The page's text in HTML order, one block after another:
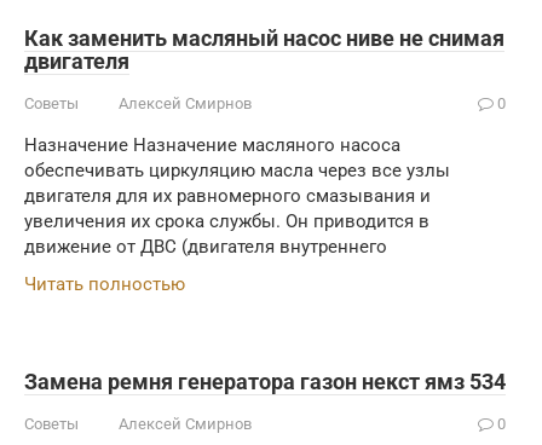
Как заменить масляный насос ниве не снимая
двигателя
Советы Алексей Смирнов 0
Назначение Назначение масляного насоса
обеспечивать циркуляцию масла через все узлы
двигателя для их равномерного смазывания и
увеличения их срока службы. Он приводится в
движение от ДВС (двигателя внутреннего
Читать полностью
Замена ремня генератора газон некст ямз 534
Советы Алексей Смирнов 0